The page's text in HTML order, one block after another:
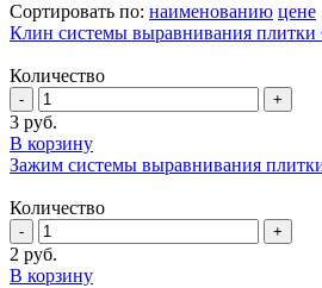
Сортировать по: наименованию цене
Клин системы выравнивания
Количество
3 руб.
В корзину
Зажим системы выравнивания
Количество
2 руб.
В корзину